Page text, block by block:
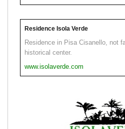
Residence Isola Verde
Residence in Pisa Cisanello, not
historical center.
www.isolaverde.com